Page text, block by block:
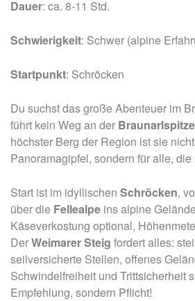
Dauer: ca. 8-11 Std.
Schwierigkeit: Schwer (alpine
Startpunkt: Schröcken
Du suchst das große Abenteuer im
führt kein Weg an der
höchster Berg der Region ist sie
Panoramagipfel, sondern für alle,
Start ist im idyllischen Schröcken,
über die Fellealpe ins alpine
Käseverkostung optional,
DerWeimarer Steig fordert alles:
seilversicherte Stellen, offenes
Schwindelfreiheit und Trittsicherheit
Empfehlung, sondern Pflicht!